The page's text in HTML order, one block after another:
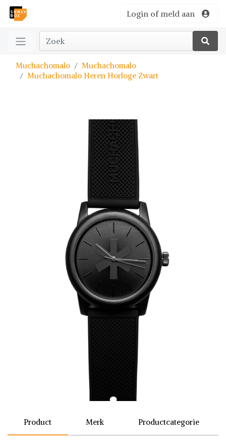
Login of meld aan
Muchachomalo
Muchachomalo
Muchachomalo Heren Horloge Zwart
Product Merk Productcategorie